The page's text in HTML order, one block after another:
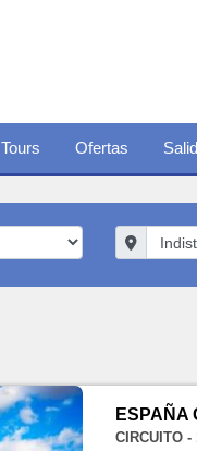
Tours Ofertas
ESPAÑA
CIRCUITO -